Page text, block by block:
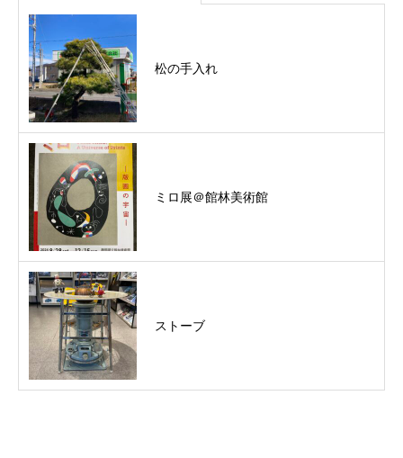
松の手入れ
ミロ展＠館林美術館
ストーブ